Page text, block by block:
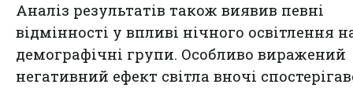
Аналіз результатів також виявив певні
відмінності у впливі нічного освітлення
демографічні групи. Особливо виражений
негативний ефект світла вночі